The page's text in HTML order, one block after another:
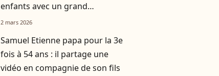
enfants avec un grand
chanteur français
2 mars 2026
Samuel Etienne papa pour la 3e
fois à 54 ans : il partage une
vidéo en compagnie de son fils